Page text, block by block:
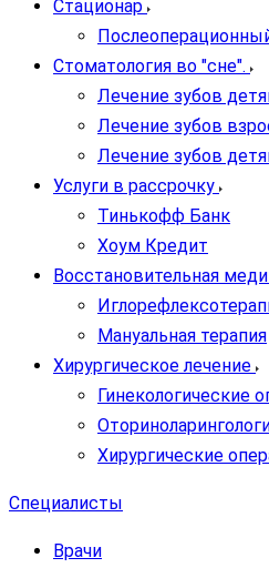
Стационар
Стоматология во "сне".
Лечение зубов
Лечение зубов
Лечение зубов
Услуги в рассрочку
Тинькофф Банк
Хоум Кредит
Восстановительная
Мануальная терапия
Хирургическое лечение
Гинекологические
Хирургические
Специалисты
Врачи